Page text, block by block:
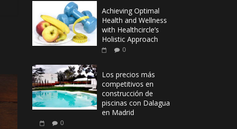
Achieving Optimal
Health and Wellness
with Healthcircle’s
Holistic Approach
0
Los precios más
competitivos en
construcción de
piscinas con Dalagua
en Madrid
0